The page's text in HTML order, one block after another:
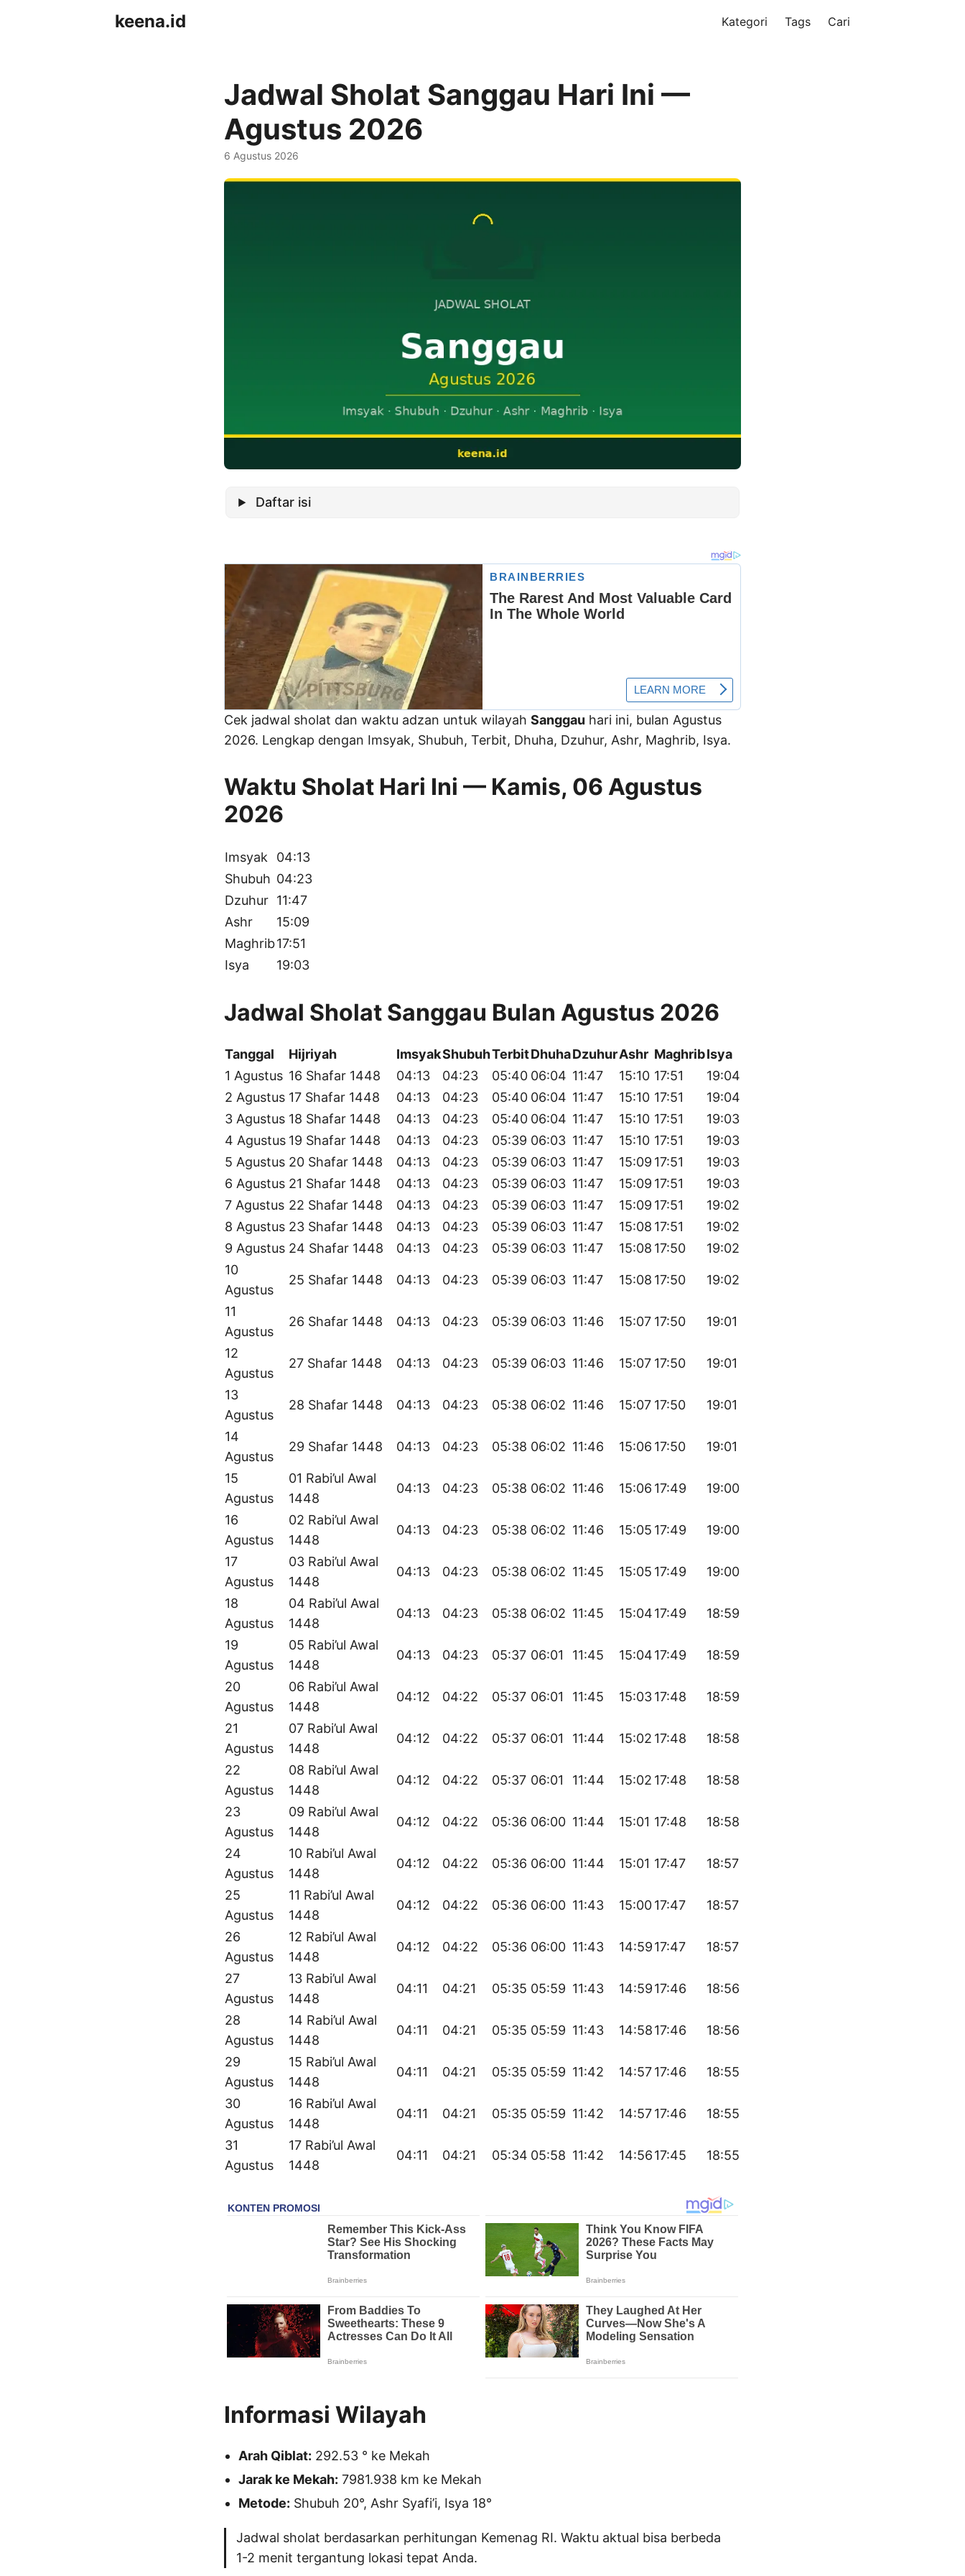
keena.id Kategori Tags Cari
Jadwal Sholat Sanggau Hari Ini —
Agustus 2026
6 Agustus 2026
Daftar isi
Cek jadwal sholat dan waktu adzan untuk wilayah Sanggau hari ini, bulan Agustus
2026. Lengkap dengan Imsyak, Shubuh, Terbit, Dhuha, Dzuhur, Ashr, Maghrib, Isya.
Waktu Sholat Hari Ini — Kamis, 06 Agustus
2026
Imsyak
04:13
Shubuh 04:23
Dzuhur 11:47
Ashr
15:09
Maghrib17:51
Isya
19:03
Jadwal Sholat Sanggau Bulan Agustus 2026
Tanggal Hijriyah ImsyakShubuhTerbitDhuhaDzuhurAshr MaghribIsya
1 Agustus 16 Shafar 1448 04:13 04:23 05:40 06:04 11:47 15:10 17:51
19:04
2 Agustus 17 Shafar 1448 04:13 04:23 05:40 06:04 11:47 15:10 17:51
19:04
3 Agustus 18 Shafar 1448 04:13 04:23 05:40 06:04 11:47 15:10 17:51
19:03
4 Agustus 19 Shafar 1448 04:13 04:23 05:39 06:03 11:47 15:10 17:51
19:03
5 Agustus 20 Shafar 1448 04:13 04:23 05:39 06:03 11:47 15:09 17:51
19:03
6 Agustus 21 Shafar 1448 04:13 04:23 05:39 06:03 11:47 15:09 17:51
19:03
7 Agustus 22 Shafar 1448 04:13 04:23 05:39 06:03 11:47 15:09 17:51
19:02
8 Agustus 23 Shafar 1448 04:13 04:23 05:39 06:03 11:47 15:08 17:51
19:02
9 Agustus 24 Shafar 1448 04:13 04:23 05:39 06:03 11:47 15:08 17:50
19:02
10
Agustus
25 Shafar 1448 04:13 04:23 05:39 06:03 11:47 15:08 17:50 19:02
11
Agustus
26 Shafar 1448 04:13 04:23 05:39 06:03 11:46 15:07 17:50 19:01
12
Agustus
27 Shafar 1448 04:13 04:23 05:39 06:03 11:46 15:07 17:50 19:01
13
Agustus
28 Shafar 1448 04:13 04:23 05:38 06:02 11:46 15:07 17:50 19:01
14
Agustus
29 Shafar 1448 04:13 04:23 05:38 06:02 11:46 15:06 17:50 19:01
15
Agustus
01 Rabi’ul Awal
1448
04:13 04:23 05:38 06:02 11:46 15:06 17:49 19:00
16
Agustus
02 Rabi’ul Awal
1448
04:13 04:23 05:38 06:02 11:46 15:05 17:49 19:00
17
Agustus
03 Rabi’ul Awal
1448
04:13 04:23 05:38 06:02 11:45 15:05 17:49 19:00
18
Agustus
04 Rabi’ul Awal
1448
04:13 04:23 05:38 06:02 11:45 15:0417:49 18:59
19
Agustus
05 Rabi’ul Awal
1448
04:13 04:23 05:37 06:01 11:45 15:0417:49 18:59
20
Agustus
06 Rabi’ul Awal
1448
04:12 04:22 05:37 06:01 11:45 15:0317:48 18:59
21
Agustus
07 Rabi’ul Awal
1448
04:12 04:22 05:37 06:01 11:44 15:02 17:48 18:58
22
Agustus
08 Rabi’ul Awal
1448
04:12 04:22 05:37 06:01 11:44 15:02 17:48 18:58
23
Agustus
09 Rabi’ul Awal
1448
04:12 04:22 05:36 06:00 11:44 15:01 17:48 18:58
24
Agustus
10 Rabi’ul Awal
1448
04:12 04:22 05:36 06:00 11:44 15:01 17:47 18:57
25
Agustus
11 Rabi’ul Awal
1448
04:12 04:22 05:36 06:00 11:43 15:0017:47 18:57
26
Agustus
12 Rabi’ul Awal
1448
04:12 04:22 05:36 06:00 11:43 14:5917:47 18:57
27
Agustus
13 Rabi’ul Awal
1448
04:11 04:21 05:35 05:59 11:43 14:5917:46 18:56
28
Agustus
14 Rabi’ul Awal
1448
04:11 04:21 05:35 05:59 11:43 14:5817:46 18:56
29
Agustus
15 Rabi’ul Awal
1448
04:11 04:21 05:35 05:59 11:42 14:5717:46 18:55
30
Agustus
16 Rabi’ul Awal
1448
04:11 04:21 05:35 05:59 11:42 14:5717:46 18:55
31
Agustus
17 Rabi’ul Awal
1448
04:11 04:21 05:34 05:58 11:42 14:5617:45 18:55
Informasi Wilayah
Arah Qiblat: 292.53 ° ke Mekah
Jarak ke Mekah: 7981.938 km ke Mekah
Metode: Shubuh 20°, Ashr Syafi’i, Isya 18°
Jadwal sholat berdasarkan perhitungan Kemenag RI. Waktu aktual bisa berbeda
1-2 menit tergantung lokasi tepat Anda.